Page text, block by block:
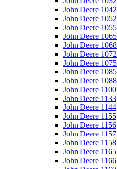
John Deere 1042
John Deere 1052
John Deere 1055
John Deere 1065
John Deere 1068
John Deere 1072
John Deere 1075
John Deere 1085
John Deere 1088
John Deere 1100
John Deere 1133
John Deere 1144
John Deere 1155
John Deere 1156
John Deere 1157
John Deere 1158
John Deere 1165
John Deere 1166